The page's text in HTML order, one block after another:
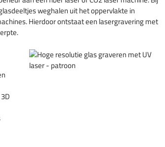
weghalen uit het oppervlakte in
Hierdoor ontstaat een lasergravering met